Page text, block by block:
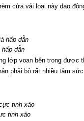
cửa vải loại này dao
dẫn
lớp voan bên trong được
phải bỏ rất nhiều tâm
tinh xảo